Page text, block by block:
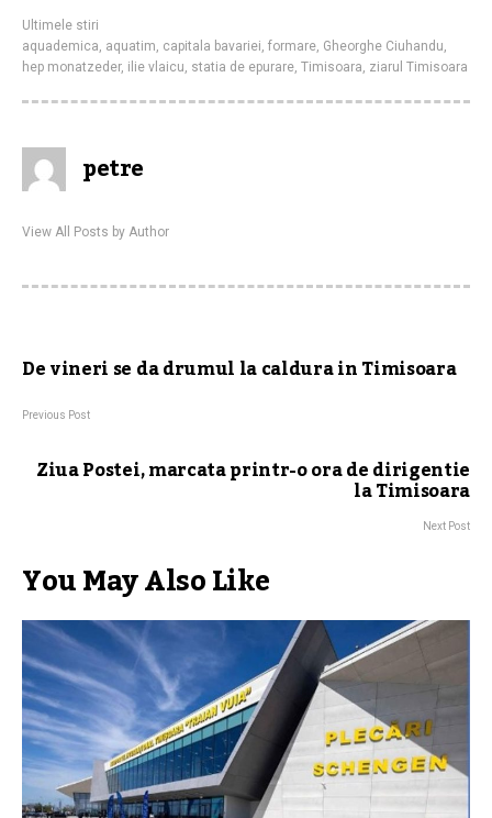
Ultimele stiri
aquademica, aquatim, capitala bavariei, formare, Gheorghe Ciuhandu,
hep monatzeder, ilie vlaicu, statia de epurare, Timisoara, ziarul Timisoara
petre
View All Posts by Author
De vineri se da drumul la caldura in Timisoara
Previous Post
Ziua Postei, marcata printr-o ora de dirigentie
la Timisoara
Next Post
You May Also Like